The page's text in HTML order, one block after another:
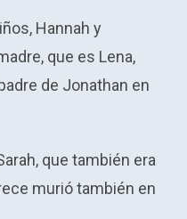
Hannah y
que es Lena,
de Jonathan en
que también era
murió también en